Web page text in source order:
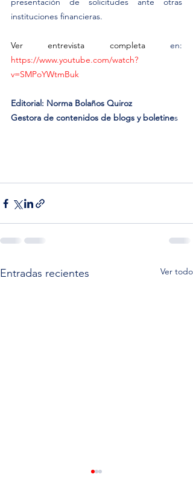
instituciones financieras.
Ver entrevista completa
https://www.youtube.com/watch?
v=SMPoYWtmBuk
Editorial: Norma Bolaños Quiroz
Gestora de contenidos de blogs y boletines
Entradas recientes Ver todo